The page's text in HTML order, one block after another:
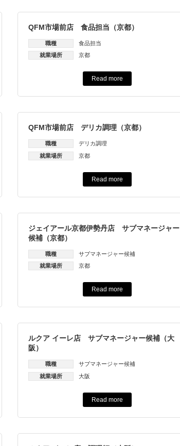
QFM市場前店 食品担当（京都）
職種
食品担当
就業場所
京都
Read more
QFM市場前店 デリカ調理（京都）
職種
デリカ調理
就業場所
京都
Read more
ジェイアール京都伊勢丹店 サブマネージャー
候補（京都）
職種
サブマネージャー候補
就業場所
京都
Read more
ルクア イーレ店 サブマネージャー候補（大
阪）
職種
サブマネージャー候補
就業場所
大阪
Read more